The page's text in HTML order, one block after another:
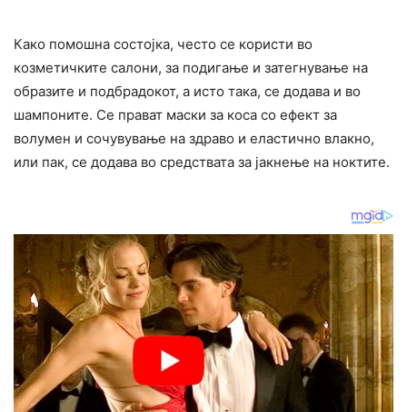
Како помошна состојка, често се користи во
козметичките салони, за подигање и затегнување на
образите и подбрадокот, а исто така, се додава и во
шампоните. Се прават маски за коса со ефект за
волумен и сочувување на здраво и еластично влакно,
или пак, се додава во средствата за јакнење на ноктите.